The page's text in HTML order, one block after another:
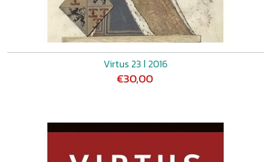
Virtus 23 ǀ 2016
€30,00